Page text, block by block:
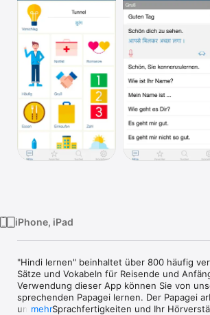
Mac
Vision
Watch
iPhone, iPad
"Hindi lernen" beinhaltet über 800 häufig
Sätze und Vokabeln für Reisende und
Verwendung dieser App können Sie von
sprechenden Papagei lernen. Der Papagei
um Ihre Sprachfertigkeiten und Ihr
mehr